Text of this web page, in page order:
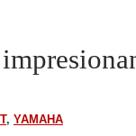
, YAMAHA